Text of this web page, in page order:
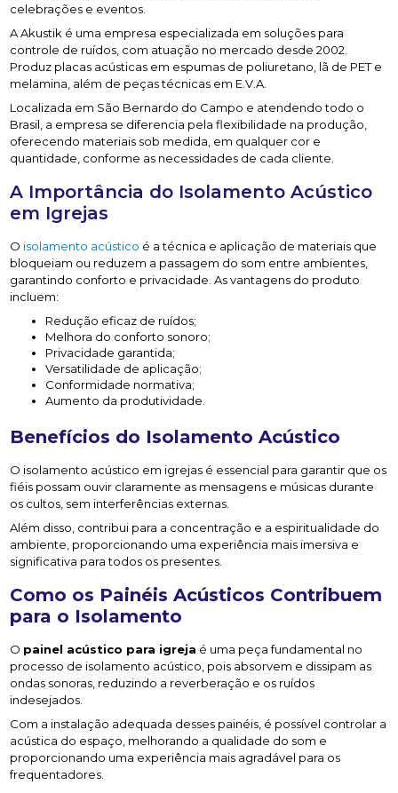
celebrações e eventos.
A Akustik é uma empresa especializada em soluções para
controle de ruídos, com atuação no mercado desde 2002.
Produz placas acústicas em espumas de poliuretano, lã de PET e
melamina, além de peças técnicas em E.V.A.
Localizada em São Bernardo do Campo e atendendo todo o
Brasil, a empresa se diferencia pela flexibilidade na produção,
oferecendo materiais sob medida, em qualquer cor e
quantidade, conforme as necessidades de cada cliente.
A Importância do Isolamento Acústico
em Igrejas
O isolamento acústico é a técnica e aplicação de materiais que
bloqueiam ou reduzem a passagem do som entre ambientes,
garantindo conforto e privacidade. As vantagens do produto
incluem:
Redução eficaz de ruídos;
Melhora do conforto sonoro;
Privacidade garantida;
Versatilidade de aplicação;
Conformidade normativa;
Aumento da produtividade.
Benefícios do Isolamento Acústico
O isolamento acústico em igrejas é essencial para garantir que os
fiéis possam ouvir claramente as mensagens e músicas durante
os cultos, sem interferências externas.
Além disso, contribui para a concentração e a espiritualidade do
ambiente, proporcionando uma experiência mais imersiva e
significativa para todos os presentes.
Como os Painéis Acústicos Contribuem
para o Isolamento
O painel acústico para igreja é uma peça fundamental no
processo de isolamento acústico, pois absorvem e dissipam as
ondas sonoras, reduzindo a reverberação e os ruídos
indesejados.
Com a instalação adequada desses painéis, é possível controlar a
acústica do espaço, melhorando a qualidade do som e
proporcionando uma experiência mais agradável para os
frequentadores.